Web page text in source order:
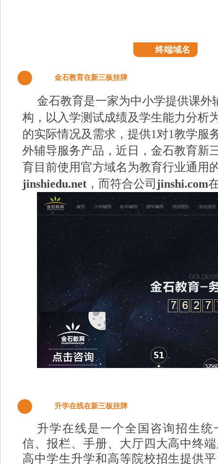
终端域名
金石教育在新三板挂牌
金石教育是一家为中小学提供课外
构，以入学测试成绩及学生能力分析
的实际情况及需求，提供1对1教学服
外辅导服务产品，近日，金石教育新
育目前使用官方域名为教育行业通用
jinshiedu.net ，而符合公司 jinshi.com
升学在线在新三板挂牌
升学在线是一个全国咨询招生统
信、报栏、手册、大厅四大高中终
高中学生升学和高等院校招生提供